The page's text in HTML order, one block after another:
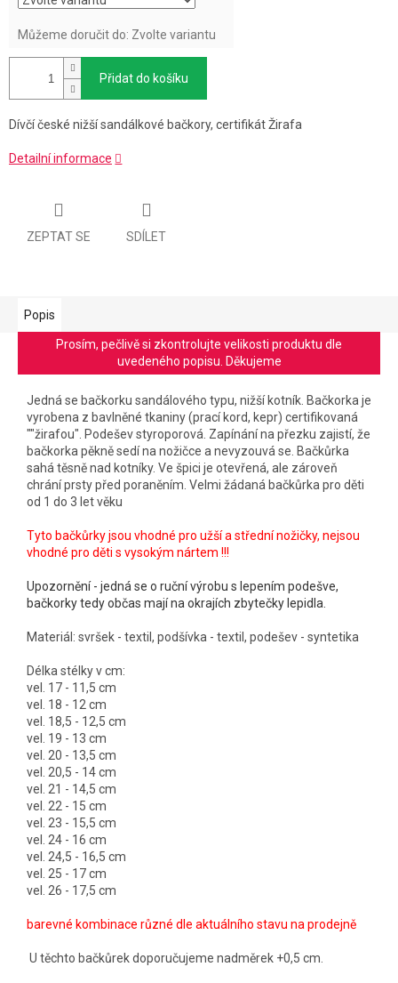
Můžeme doručit do: Zvolte variantu
Přidat do košíku
Dívčí české nižší sandálkové bačkory, certifikát Žirafa
Detailní informace
ZEPTAT SE SDÍLET
Popis
Prosím, pečlivě si zkontrolujte velikosti produktu dle
uvedeného popisu. Děkujeme
Jedná se bačkorku sandálového typu, nižší kotník. Bačkorka je
vyrobena z bavlněné tkaniny (prací kord, kepr) certifikovaná
""žirafou". Podešev styroporová. Zapínání na přezku zajistí, že
bačkorka pěkně sedí na nožičce a nevyzouvá se. Bačkůrka
sahá těsně nad kotníky. Ve špici je otevřená, ale zároveň
chrání prsty před poraněním. Velmi žádaná bačkůrka pro děti
od 1 do 3 let věku
Tyto bačkůrky jsou vhodné pro užší a střední nožičky, nejsou
vhodné pro děti s vysokým nártem !!!
Upozornění - jedná se o ruční výrobu s lepením podešve,
bačkorky tedy občas mají na okrajích zbytečky lepidla.
Materiál: svršek - textil, podšívka - textil, podešev - syntetika
Délka stélky v cm:
vel. 17 - 11,5 cm
vel. 18 - 12 cm
vel. 18,5 - 12,5 cm
vel. 19 - 13 cm
vel. 20 - 13,5 cm
vel. 20,5 - 14 cm
vel. 21 - 14,5 cm
vel. 22 - 15 cm
vel. 23 - 15,5 cm
vel. 24 - 16 cm
vel. 24,5 - 16,5 cm
vel. 25 - 17 cm
vel. 26 - 17,5 cm
barevné kombinace různé dle aktuálního stavu na prodejně
U těchto bačkůrek doporučujeme nadměrek +0,5 cm.